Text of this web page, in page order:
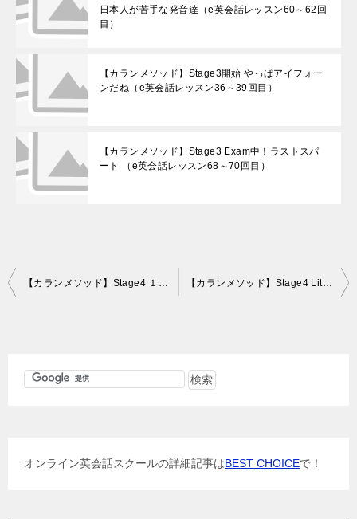
日本人が苦手な発音達（e英会話レッスン60～62回
目）
【カランメソッド】Stage3開始 やっぱアイフォー
ンだね（e英会話レッスン36～39回目）
【カランメソッド】Stage3 Exam中！ラストスパ
ート （e英会話レッスン68～70回目）
投
【カランメソッド】Stage4 Little faster（e英会話レッスン92～93回目）
オンライン英会話スクールの詳細記事はBEST CHOICEで！